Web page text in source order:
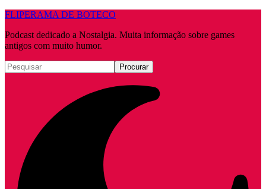
FLIPERAMA DE BOTECO
Podcast dedicado a Nostalgia. Muita informação sobre games
antigos com muito humor.